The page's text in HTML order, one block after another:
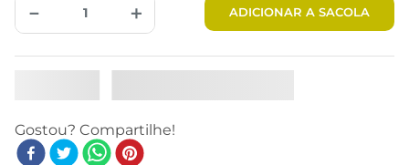
＋
－ ADICIONAR A SACOLA